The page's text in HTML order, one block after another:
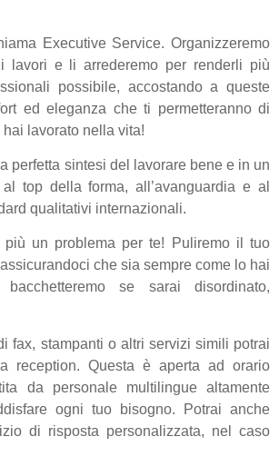
Executive Service. Organizzeremo
lavori e li arrederemo per renderli più
possibile, accostando a queste
ed eleganza che ti permetteranno di
hai lavorato nella vita!
perfetta sintesi del lavorare bene e in un
top della forma, all’avanguardia e al
qualitativi internazionali.
più un problema per te! Puliremo il tuo
che sia sempre come lo hai
se sarai disordinato,
fax, stampanti o altri servizi simili potrai
reception. Questa è aperta ad orario
da personale multilingue altamente
ogni tuo bisogno. Potrai anche
di risposta personalizzata, nel caso